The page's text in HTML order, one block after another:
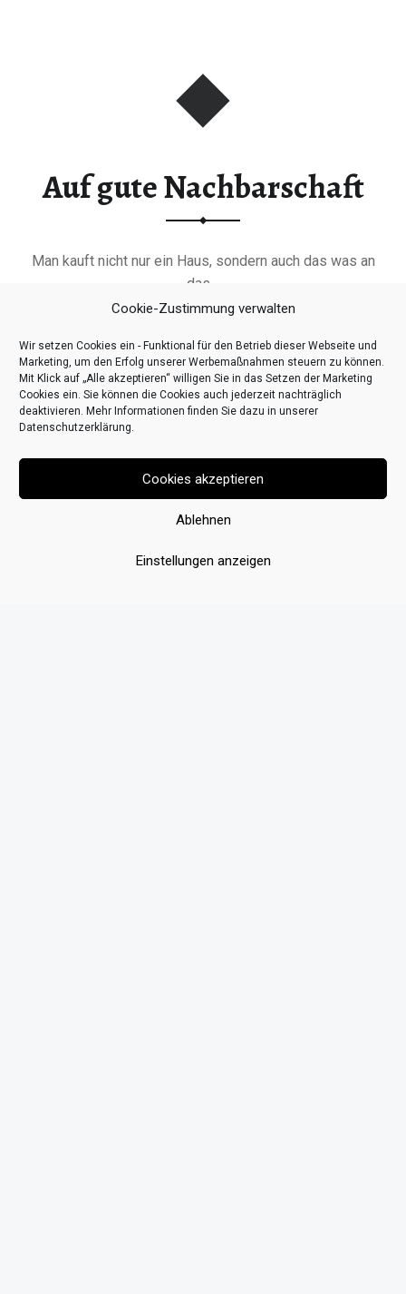
Cookie-Zustimmung verwalten
Wir setzen Cookies ein - Funktional für den Betrieb dieser Webseite und
Marketing, um den Erfolg unserer Werbemaßnahmen steuern zu können.
Mit Klick auf „Alle akzeptieren“ willigen Sie in das Setzen der Marketing
Cookies ein. Sie können die Cookies auch jederzeit nachträglich
deaktivieren. Mehr Informationen finden Sie dazu in unserer
Datenschutzerklärung.
Cookies akzeptieren
Ablehnen
Einstellungen anzeigen
Auf gute Nachbarschaft
Man kauft nicht nur ein Haus, sondern auch das was an
das…
Continue reading…